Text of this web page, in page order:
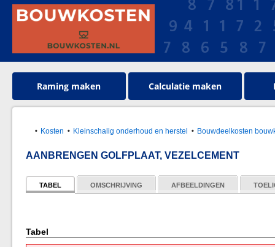
Raming maken Calculatie maken
Kosten Kleinschalig onderhoud en herstel Bouwdeelkosten
AANBRENGEN GOLFPLAAT, VEZELCEMENT
TABEL OMSCHRIJVING AFBEELDINGEN
Tabel